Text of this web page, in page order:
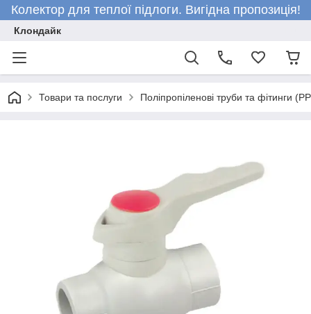
Колектор для теплої підлоги. Вигідна пропозиція!
Клондайк
Товари та послуги Поліпропіленові труби та фітинги